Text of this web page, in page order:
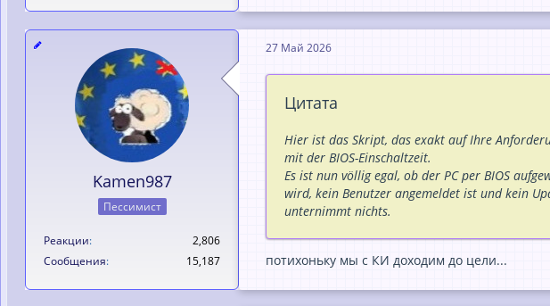
Kamen987
Пессимист
Реакции
2,806
Сообщения
15,187
27 Май 2026
Цитата
Hier ist das Skript, das exakt auf Ihre
mit der BIOS-Einschaltzeit.
Es ist nun völlig egal, ob der PC per BIOS
wird, kein Benutzer angemeldet ist und kein
unternimmt nichts.
потихоньку мы с КИ доходим до цели...